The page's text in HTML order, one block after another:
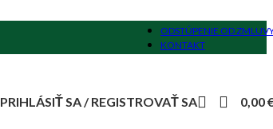
ODSTÚPENIE OD
KONTAKT
PRIHLÁSIŤ SA / REGISTROVAŤ SA 0,00